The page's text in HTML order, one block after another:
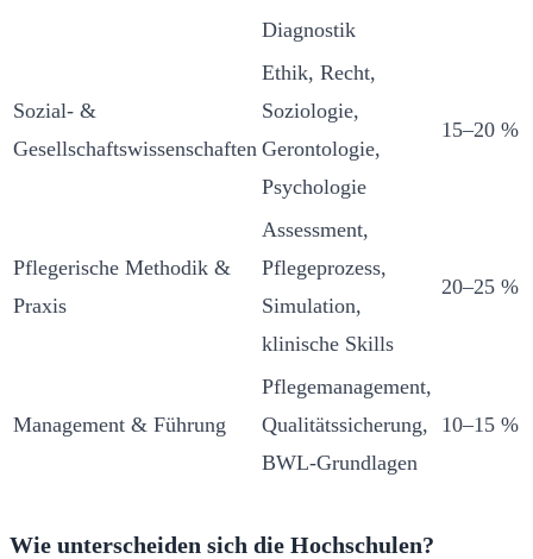
Diagnostik
Sozial- &
Gesellschaftswissenschaften
Ethik, Recht,
Soziologie,
Gerontologie,
Psychologie
15–20 %
Pflegerische Methodik &
Praxis
Assessment,
Pflegeprozess,
Simulation,
klinische Skills
20–25 %
Management & Führung
Pflegemanagement,
Qualitätssicherung,
BWL-Grundlagen
10–15 %
Wie unterscheiden sich die Hochschulen?